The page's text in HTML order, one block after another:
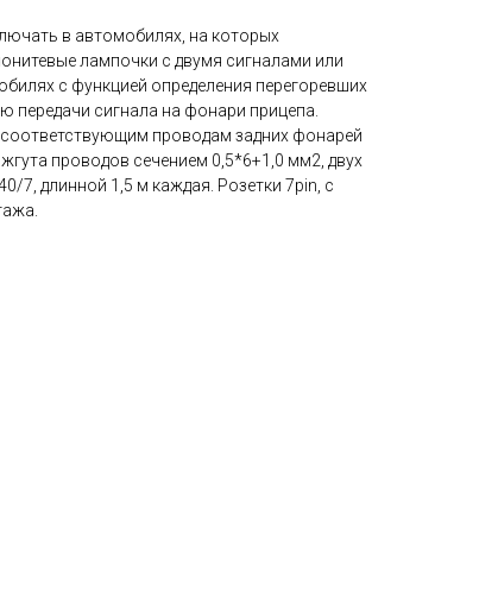
в автомобилях, на которых
лампочки c двумя сигналами или
с функцией определения перегоревших
передачи сигнала на фонари прицепа.
проводам задних фонарей
проводов сечением 0,5*6+1,0 мм2, двух
7, длинной 1,5 м каждая. Розетки 7pin, с